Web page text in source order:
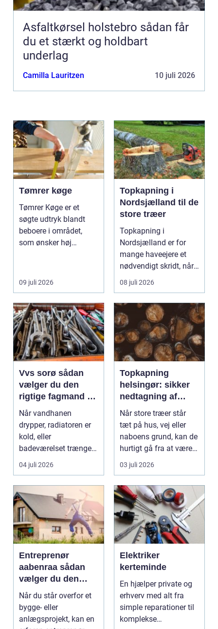
Asfaltkørsel holstebro sådan får
du et stærkt og holdbart
underlag
Camilla Lauritzen 10 juli 2026
Tømrer køge
Tømrer Køge er et
søgte udtryk blandt
beboere i området,
som ønsker høj
09 juli 2026
Topkapning i
Nordsjælland til de
store træer
Topkapning i
Nordsjælland er for
mange haveejere et
nødvendigt skridt, når
store ...
08 juli 2026
Vvs sorø sådan
vælger du den
rigtige fagmand til
vand, varme og
energi
Når vandhanen
drypper, radiatoren er
kold, eller
badeværelset trænger
til en gennemgribende
renoveri...
04 juli 2026
Topkapning
helsingør: sikker
nedtagning af
store og
besværlige træer
Når store træer står
tæt på hus, vej eller
naboens grund, kan de
hurtigt gå fra at være
smukke til a...
03 juli 2026
Entreprenør
aabenraa sådan
vælger du den
rette til dit projekt
Når du står overfor et
bygge- eller
anlægsprojekt, kan en
Elektriker
kerteminde
En hjælper private og
erhverv med alt fra
simple reparationer til
komplekse